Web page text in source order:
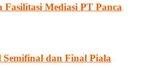
Mediasi PT Panca
dan Final Piala